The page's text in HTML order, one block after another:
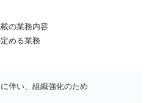
の業務内容
める業務
伴い、組織強化のため